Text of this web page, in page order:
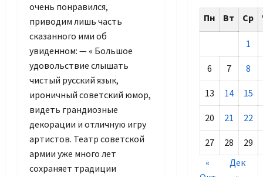
очень понравился,
приводим лишь часть
сказанного ими об
увиденном: — « Большое
удовольствие слышать
чистый русский язык,
ироничный советский юмор,
видеть грандиозные
декорации и отличную игру
артистов. Театр советской
армии уже много лет
сохраняет традиции
Пн Вт Ср
1
6 7 8
13 14 15
20 21 22
27 28 29
«
Дек